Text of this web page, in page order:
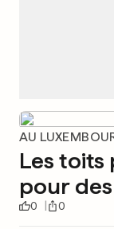
AU
Les toits
pour
0 0